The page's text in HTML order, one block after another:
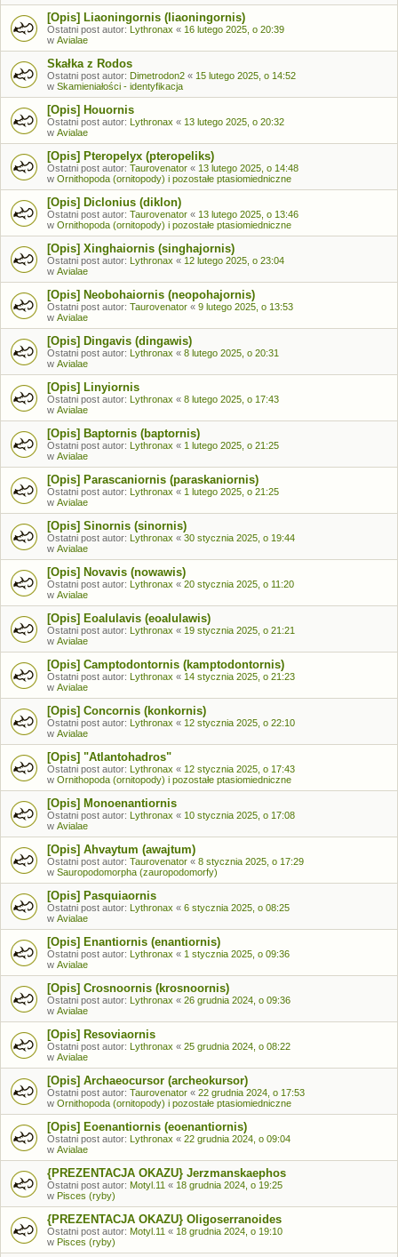
[Opis] Liaoningornis (liaoningornis)
Ostatni post autor: Lythronax « 16 lutego 2025, o 20:39
w Avialae
Skałka z Rodos
Ostatni post autor: Dimetrodon2 « 15 lutego 2025, o 14:52
w Skamieniałości - identyfikacja
[Opis] Houornis
Ostatni post autor: Lythronax « 13 lutego 2025, o 20:32
w Avialae
[Opis] Pteropelyx (pteropeliks)
Ostatni post autor: Taurovenator « 13 lutego 2025, o 14:48
w Ornithopoda (ornitopody) i pozostałe ptasiomiedniczne
[Opis] Diclonius (diklon)
Ostatni post autor: Taurovenator « 13 lutego 2025, o 13:46
w Ornithopoda (ornitopody) i pozostałe ptasiomiedniczne
[Opis] Xinghaiornis (singhajornis)
Ostatni post autor: Lythronax « 12 lutego 2025, o 23:04
w Avialae
[Opis] Neobohaiornis (neopohajornis)
Ostatni post autor: Taurovenator « 9 lutego 2025, o 13:53
w Avialae
[Opis] Dingavis (dingawis)
Ostatni post autor: Lythronax « 8 lutego 2025, o 20:31
w Avialae
[Opis] Linyiornis
Ostatni post autor: Lythronax « 8 lutego 2025, o 17:43
w Avialae
[Opis] Baptornis (baptornis)
Ostatni post autor: Lythronax « 1 lutego 2025, o 21:25
w Avialae
[Opis] Parascaniornis (paraskaniornis)
Ostatni post autor: Lythronax « 1 lutego 2025, o 21:25
w Avialae
[Opis] Sinornis (sinornis)
Ostatni post autor: Lythronax « 30 stycznia 2025, o 19:44
w Avialae
[Opis] Novavis (nowawis)
Ostatni post autor: Lythronax « 20 stycznia 2025, o 11:20
w Avialae
[Opis] Eoalulavis (eoalulawis)
Ostatni post autor: Lythronax « 19 stycznia 2025, o 21:21
w Avialae
[Opis] Camptodontornis (kamptodontornis)
Ostatni post autor: Lythronax « 14 stycznia 2025, o 21:23
w Avialae
[Opis] Concornis (konkornis)
Ostatni post autor: Lythronax « 12 stycznia 2025, o 22:10
w Avialae
[Opis] "Atlantohadros"
Ostatni post autor: Lythronax « 12 stycznia 2025, o 17:43
w Ornithopoda (ornitopody) i pozostałe ptasiomiedniczne
[Opis] Monoenantiornis
Ostatni post autor: Lythronax « 10 stycznia 2025, o 17:08
w Avialae
[Opis] Ahvaytum (awajtum)
Ostatni post autor: Taurovenator « 8 stycznia 2025, o 17:29
w Sauropodomorpha (zauropodomorfy)
[Opis] Pasquiaornis
Ostatni post autor: Lythronax « 6 stycznia 2025, o 08:25
w Avialae
[Opis] Enantiornis (enantiornis)
Ostatni post autor: Lythronax « 1 stycznia 2025, o 09:36
w Avialae
[Opis] Crosnoornis (krosnoornis)
Ostatni post autor: Lythronax « 26 grudnia 2024, o 09:36
w Avialae
[Opis] Resoviaornis
Ostatni post autor: Lythronax « 25 grudnia 2024, o 08:22
w Avialae
[Opis] Archaeocursor (archeokursor)
Ostatni post autor: Taurovenator « 22 grudnia 2024, o 17:53
w Ornithopoda (ornitopody) i pozostałe ptasiomiedniczne
[Opis] Eoenantiornis (eoenantiornis)
Ostatni post autor: Lythronax « 22 grudnia 2024, o 09:04
w Avialae
{PREZENTACJA OKAZU} Jerzmanskaephos
Ostatni post autor: Motyl.11 « 18 grudnia 2024, o 19:25
w Pisces (ryby)
{PREZENTACJA OKAZU} Oligoserranoides
Ostatni post autor: Motyl.11 « 18 grudnia 2024, o 19:10
w Pisces (ryby)